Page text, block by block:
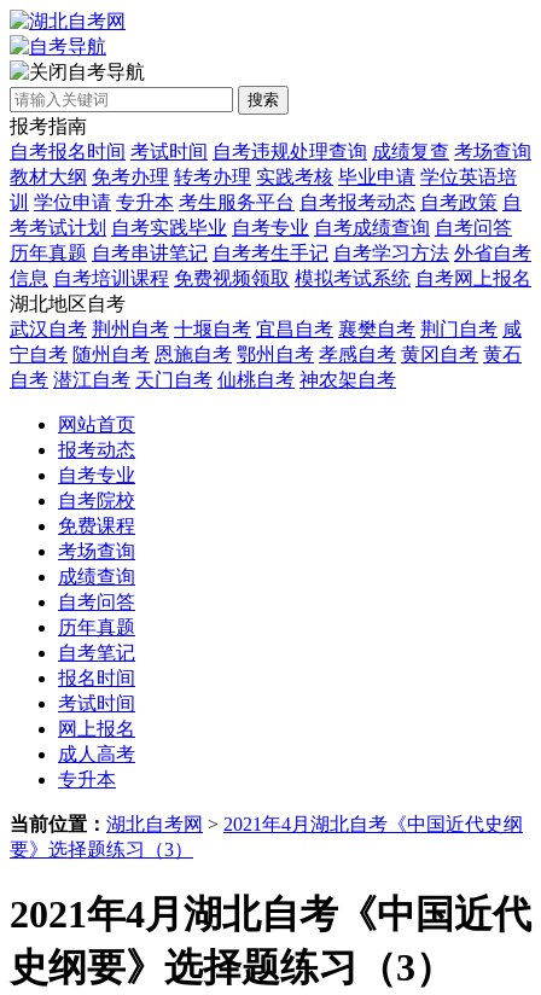
自考导航
搜索
报考指南
自考报名时间 考试时间 自考违规处理查询 成绩复查 考场查询
教材大纲 免考办理 转考办理 实践考核 毕业申请 学位英语培
训 学位申请 专升本 考生服务平台 自考报考动态 自考政策 自
考考试计划 自考实践毕业 自考专业 自考成绩查询 自考问答
历年真题 自考串讲笔记 自考考生手记 自考学习方法 外省自考
信息 自考培训课程 免费视频领取 模拟考试系统 自考网上报名
湖北地区自考
武汉自考 荆州自考 十堰自考 宜昌自考 襄樊自考 荆门自考 咸
宁自考 随州自考 恩施自考 鄂州自考 孝感自考 黄冈自考 黄石
自考 潜江自考 天门自考 仙桃自考 神农架自考
网站首页
报考动态
自考专业
自考院校
免费课程
考场查询
成绩查询
自考问答
历年真题
自考笔记
报名时间
考试时间
网上报名
成人高考
专升本
当前位置： 湖北自考网 > 2021年4月湖北自考《中国近代史纲
要》选择题练习（3）
2021年4月湖北自考《中国近代
史纲要》选择题练习（3）